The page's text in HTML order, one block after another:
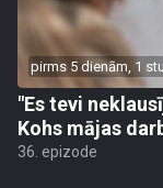
pirms 5 dienām, 1
"Es tevi
Kohs mājas
36. epizode